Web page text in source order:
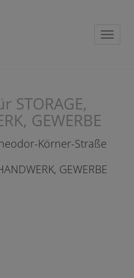
STORAGE,
GEWERBE
Körner-Straße